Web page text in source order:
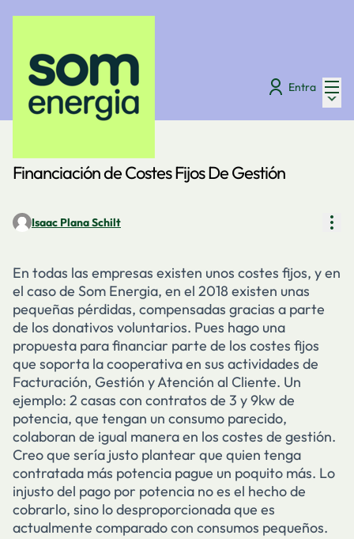
Entra
Digues la teva/Fòrum
Financiación de Costes Fijos De Gestión
Isaac Plana Schilt
En todas las empresas existen unos costes fijos, y en
el caso de Som Energia, en el 2018 existen unas
pequeñas pérdidas, compensadas gracias a parte
de los donativos voluntarios. Pues hago una
propuesta para financiar parte de los costes fijos
que soporta la cooperativa en sus actividades de
Facturación, Gestión y Atención al Cliente. Un
ejemplo: 2 casas con contratos de 3 y 9kw de
potencia, que tengan un consumo parecido,
colaboran de igual manera en los costes de gestión.
Creo que sería justo plantear que quien tenga
contratada más potencia pague un poquito más. Lo
injusto del pago por potencia no es el hecho de
cobrarlo, sino lo desproporcionada que es
actualmente comparado con consumos pequeños.